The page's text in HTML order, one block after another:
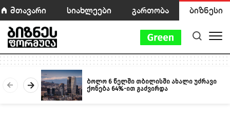
მთავარი სიახლეები გართობა ბიზნესი
ბოლო 6 წელში თბილისში ახალი უძრავი
ქონება 64%-ით გაძვირდა